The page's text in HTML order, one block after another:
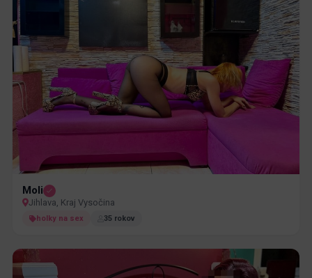
Moli
Jihlava, Kraj Vysočina
holky na sex 35 rokov